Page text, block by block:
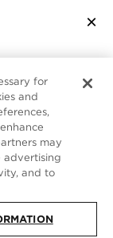
×
States,
store.
local site?
for
and
may
advertising
and to